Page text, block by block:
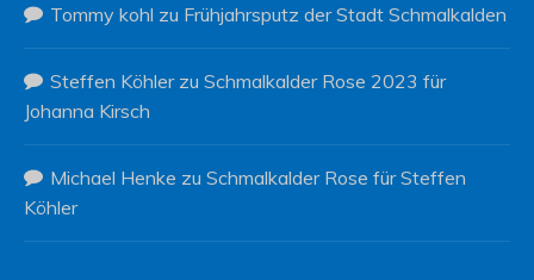
Tommy kohl zu Frühjahrsputz der Stadt Schmalkalden
Steffen Köhlerzu Schmalkalder Rose 2023 für
Johanna Kirsch
Michael Henke zu Schmalkalder Rose für Steffen
Köhler